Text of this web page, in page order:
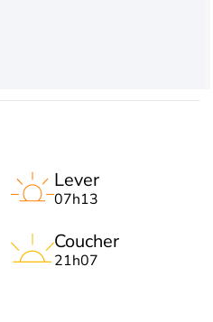
Lever
07h13
Coucher
21h07